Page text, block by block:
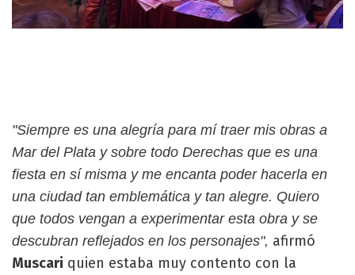
"Siempre es una alegría para mí traer mis obras a
Mar del Plata y sobre todo Derechas que es una
fiesta en sí misma y me encanta poder hacerla en
una ciudad tan emblemática y tan alegre. Quiero
que todos vengan a experimentar esta obra y se
descubran reflejados en los personajes", afirmó
Muscari quien estaba muy contento con la